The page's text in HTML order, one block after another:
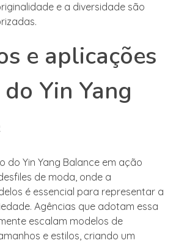
e a diversidade são
e aplicações
Yin Yang
do Yin Yang Balance em ação
de moda, onde a
é essencial para representar a
Agências que adotam essa
escalam modelos de
e estilos, criando um